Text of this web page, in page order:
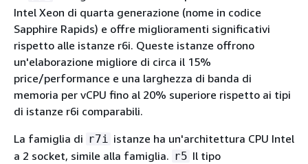
Intel Xeon di quarta generazione (nome in codice
Sapphire Rapids) e offre miglioramenti significativi
rispetto alle istanze r6i. Queste istanze offrono
un'elaborazione migliore di circa il 15%
price/performance e una larghezza di banda di
memoria per vCPU fino al 20% superiore rispetto ai tipi
di istanze r6i comparabili.
La famiglia di r7i
istanze ha un'architettura CPU Intel
a 2 socket, simile alla famiglia. r5 Il tipo